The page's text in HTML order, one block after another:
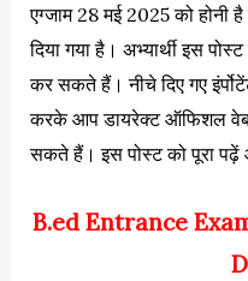
एग्जाम 28 मई 2025 को होनी
दिया गया है। अभ्यार्थी इस
कर सकते हैं। नीचे दिए गए
करके आप डायरेक्ट ऑफिशल
सकते हैं। इस पोस्ट को पूरा पढ़ें
B.ed Entrance